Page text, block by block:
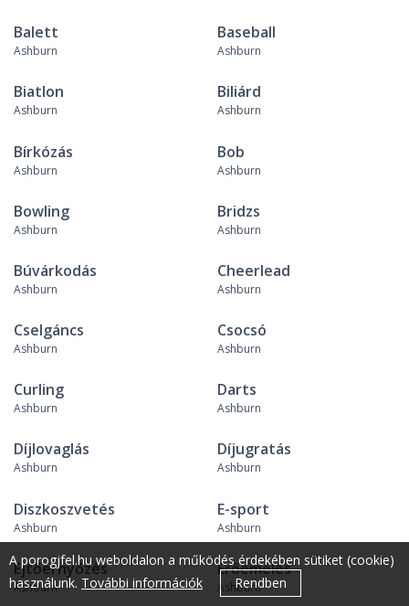
Balett
Ashburn
Baseball
Ashburn
Biatlon
Ashburn
Biliárd
Ashburn
Bírkózás
Ashburn
Bob
Ashburn
Bowling
Ashburn
Bridzs
Ashburn
Búvárkodás
Ashburn
Cheerlead
Ashburn
Cselgáncs
Ashburn
Csocsó
Ashburn
Curling
Ashburn
Darts
Ashburn
Díjlovaglás
Ashburn
Díjugratás
Ashburn
Diszkoszvetés
Ashburn
E-sport
Ashburn
Ejtőernyőzés
Ashburn
Erőemelés
Ashburn
A porogjfel.hu weboldalon a működés érdekében sütiket (cookie)
használunk. További információk Rendben